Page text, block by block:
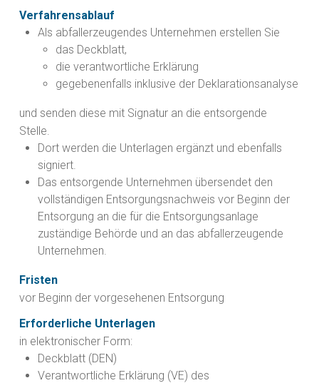
Verfahrensablauf
Als abfallerzeugendes Unternehmen erstellen Sie
das Deckblatt,
die verantwortliche Erklärung
gegebenenfalls inklusive der Deklarationsanalyse
und senden diese mit Signatur an die entsorgende
Stelle.
Dort werden die Unterlagen ergänzt und ebenfalls
signiert.
Das entsorgende Unternehmen übersendet den
vollständigen Entsorgungsnachweis vor Beginn der
Entsorgung an die für die Entsorgungsanlage
zuständige Behörde und an das abfallerzeugende
Unternehmen.
Fristen
vor Beginn der vorgesehenen Entsorgung
Erforderliche Unterlagen
in elektronischer Form:
Deckblatt (DEN)
Verantwortliche Erklärung (VE) des